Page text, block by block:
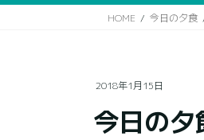
HOME 今日の夕食
2018年1月15日
今日の